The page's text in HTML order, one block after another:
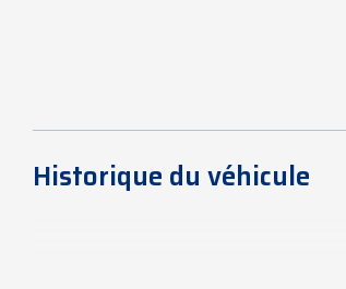
Historique du véhicule